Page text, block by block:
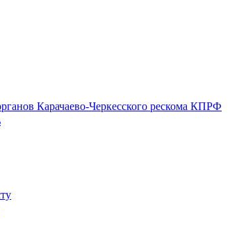
Карачаево-Черкесского рескома КПРФ